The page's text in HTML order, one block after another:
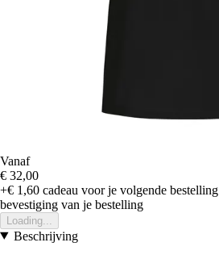
Vanaf
€ 32,00
+€ 1,60 cadeau voor je volgende bestelling
bevestiging van je bestelling
Loading...
Beschrijving